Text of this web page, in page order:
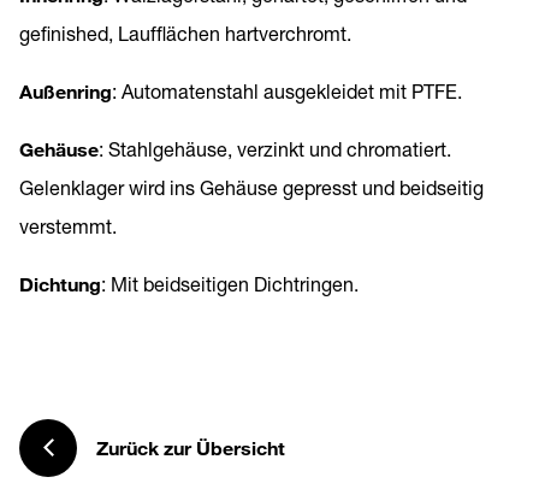
gefinished, Laufflächen hartverchromt.
Außenring: Automatenstahl ausgekleidet mit PTFE.
Gehäuse: Stahlgehäuse, verzinkt und chromatiert.
Gelenklager wird ins Gehäuse gepresst und beidseitig
verstemmt.
Dichtung: Mit beidseitigen Dichtringen.
Zurück zur Übersicht